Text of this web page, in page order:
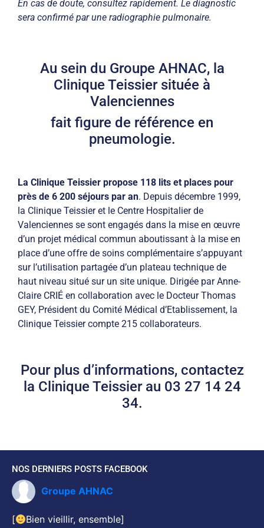
En cas de doute, consultez rapidement. Le diagnostic
sera confirmé par une radiographie pulmonaire.
Au sein du Groupe AHNAC, la
Clinique Teissier située à
Valenciennes
fait figure de référence en
pneumologie.
La Clinique Teissier propose 118 lits et places pour
près de 6 200 séjours par an. Depuis décembre 1999,
la Clinique Teissier et le Centre Hospitalier de
Valenciennes se sont engagés dans la mise en œuvre
d’un projet médical commun aboutissant à la mise en
place d’une offre de soins complémentaire s’appuyant
sur l’utilisation partagée d’un plateau technique de
haut niveau situé sur un site unique. Dirigée par Anne-
Claire CRIÉ en collaboration avec le Docteur Thomas
GEY, Président du Comité Médical d’Etablissement, la
Clinique Teissier compte 215 collaborateurs.
Pour plus d’informations, contactez
la Clinique Teissier au 03 27 14 24
34.
NOS DERNIERS POSTS FACEBOOK
Groupe AHNAC
[ Bien vieillir, ensemble]